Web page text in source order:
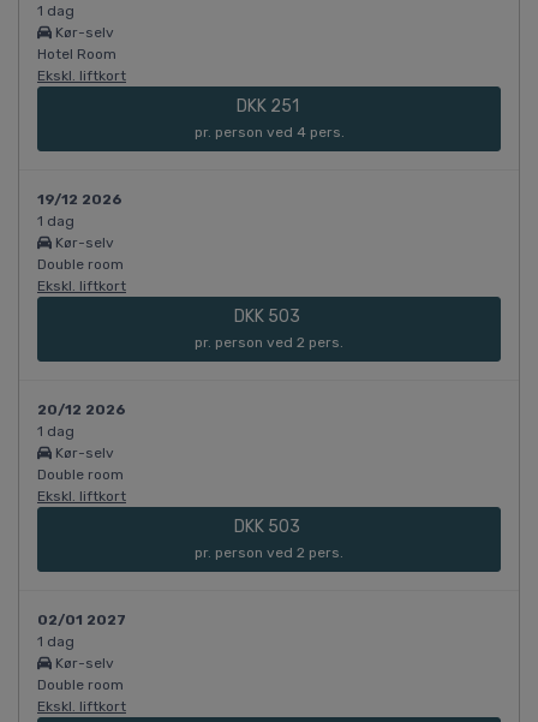
1 dag
Kør-selv
Hotel Room
Ekskl. liftkort
DKK 251
pr. person ved 4 pers.
19/12 2026
1 dag
Kør-selv
Double room
Ekskl. liftkort
DKK 503
pr. person ved 2 pers.
20/12 2026
1 dag
Kør-selv
Double room
Ekskl. liftkort
DKK 503
pr. person ved 2 pers.
02/01 2027
1 dag
Kør-selv
Double room
Ekskl. liftkort